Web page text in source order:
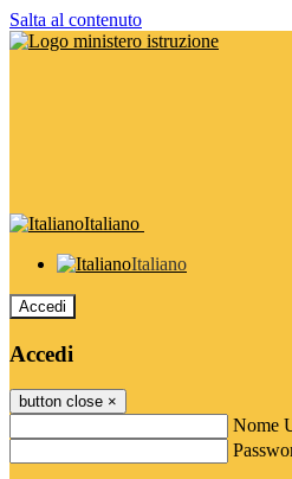
Salta al contenuto
Italiano
Italiano
Accedi
Accedi
button close ×
Nome